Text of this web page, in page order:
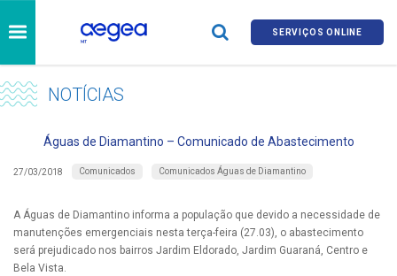
SERVIÇOS ONLINE
NOTÍCIAS
Águas de Diamantino – Comunicado de Abastecimento
27/03/2018 Comunicados Comunicados Águas de Diamantino
A Águas de Diamantino informa a população que devido a necessidade de
manutenções emergenciais nesta terça-feira (27.03), o abastecimento
será prejudicado nos bairros Jardim Eldorado, Jardim Guaraná, Centro e
Bela Vista.